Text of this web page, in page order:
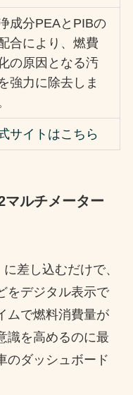
成分PEAとPIBの
合により、燃費
の原因となる汚
強力に除去しま
サイトはこちら
マルチメーター
差し込むだけで、
をデジタル表示で
ムで燃料消費量が
識を高めるのに最
のダッシュボード